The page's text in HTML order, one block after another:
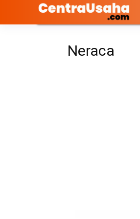
Neraca